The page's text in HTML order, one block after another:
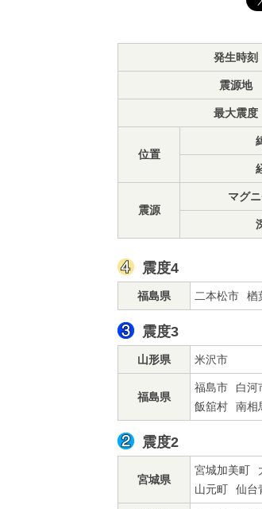
発生時刻
震源地
最大震度
位置
震源
マグ
震度4
福島県 二本松市 楢
震度3
山形県 米沢市
福島県
福島市 白河
飯舘村
南相
震度2
宮城県
宮城加美町
山元町
仙台